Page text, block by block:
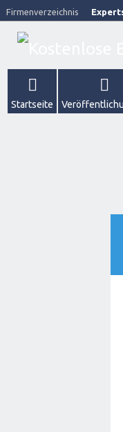
Firmenverzeichnis
Startseite